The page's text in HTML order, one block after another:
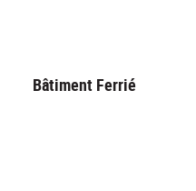
Bâtiment Ferrié